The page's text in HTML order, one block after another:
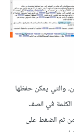
والتي يمكن حفظها
في الصف
ثم الضغط على